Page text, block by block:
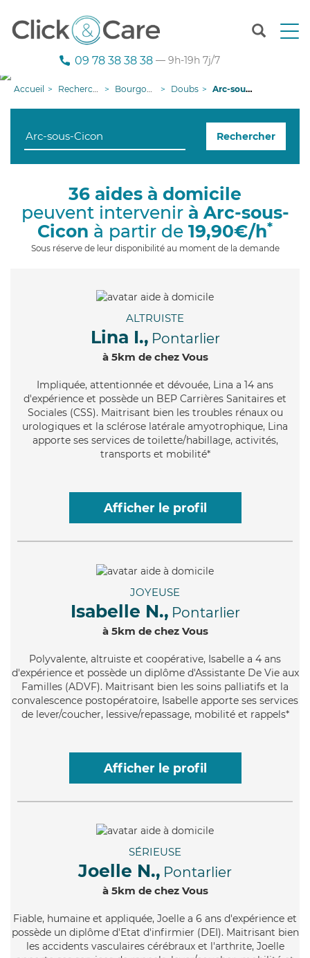
T
n
g
09 78 38 38 38 — 9h-19h 7j/7
Accueil Recherche aide à domicile Bourgogne-Franche-Comté Doubs Arc-sous-Cicon
Rechercher
36 aides à domicile
peuvent intervenir à Arc-sous-
Cicon à partir de 19,90€/h*
Sous réserve de leur disponibilité au moment de la demande
ALTRUISTE
Lina I., Pontarlier
à 5km de chez Vous
Impliquée, attentionnée et dévouée, Lina a 14 ans
d'expérience et possède un BEP Carrières Sanitaires et
Sociales (CSS). Maitrisant bien les troubles rénaux ou
urologiques et la sclérose latérale amyotrophique, Lina
apporte ses services de toilette/habillage, activités,
transports et mobilité*
Afficher le profil
JOYEUSE
Isabelle N., Pontarlier
à 5km de chez Vous
Polyvalente, altruiste et coopérative, Isabelle a 4 ans
d'expérience et possède un diplôme d'Assistante De Vie aux
Familles (ADVF). Maitrisant bien les soins palliatifs et la
convalescence postopératoire, Isabelle apporte ses services
de lever/coucher, lessive/repassage, mobilité et rappels*
Afficher le profil
SÉRIEUSE
Joelle N., Pontarlier
à 5km de chez Vous
Fiable, humaine et appliquée, Joelle a 6 ans d'expérience et
possède un diplôme d'Etat d'infirmier (DEI). Maitrisant bien
les accidents vasculaires cérébraux et l'arthrite, Joelle